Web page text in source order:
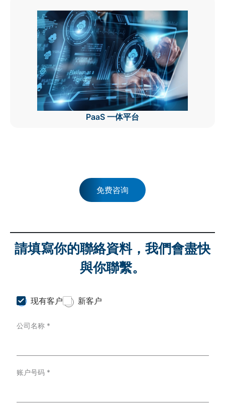
PaaS 一体平台
免费咨询
請填寫你的聯絡資料，我們會盡快
與你聯繫。
C
u
t
e
T
现有客户 新客户
公司名称 *
账户号码 *